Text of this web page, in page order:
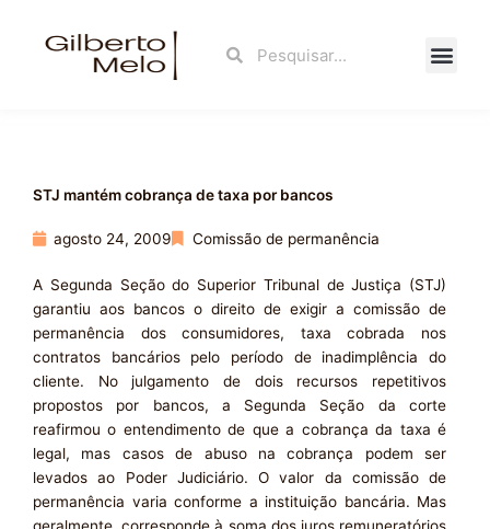
Search
STJ mantém cobrança de taxa por bancos
agosto 24, 2009 Comissão de permanência
A Segunda Seção do Superior Tribunal de Justiça (STJ)
garantiu aos bancos o direito de exigir a comissão de
permanência dos consumidores, taxa cobrada nos
contratos bancários pelo período de inadimplência do
cliente. No julgamento de dois recursos repetitivos
propostos por bancos, a Segunda Seção da corte
reafirmou o entendimento de que a cobrança da taxa é
legal, mas casos de abuso na cobrança podem ser
levados ao Poder Judiciário. O valor da comissão de
permanência varia conforme a instituição bancária. Mas